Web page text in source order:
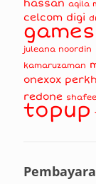
hassan aqila
celcom digi
games
juleana noordin
kamaruzaman
onexox
redone
topup